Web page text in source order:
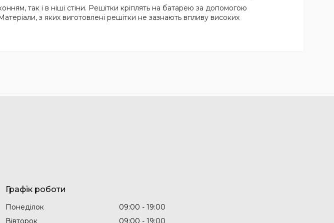
так і в ніші стіни. Решітки кріплять на батарею за допомогою
з яких виготовлені решітки не зазнають впливу високих
Графік роботи
Понеділок 09:00
19:00
Вівторок
09:00
19:00